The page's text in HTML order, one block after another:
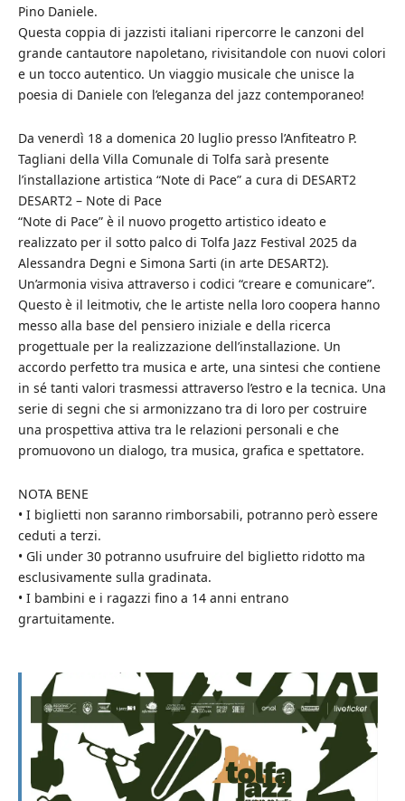
Pino Daniele.
Questa coppia di jazzisti italiani ripercorre le canzoni del
grande cantautore napoletano, rivisitandole con nuovi colori
e un tocco autentico. Un viaggio musicale che unisce la
poesia di Daniele con l’eleganza del jazz contemporaneo!
Da venerdì 18 a domenica 20 luglio presso l’Anfiteatro P.
Tagliani della Villa Comunale di Tolfa sarà presente
l’installazione artistica “Note di Pace” a cura di DESART2
DESART2 – Note di Pace
“Note di Pace” è il nuovo progetto artistico ideato e
realizzato per il sotto palco di Tolfa Jazz Festival 2025 da
Alessandra Degni e Simona Sarti (in arte DESART2).
Un’armonia visiva attraverso i codici “creare e comunicare”.
Questo è il leitmotiv, che le artiste nella loro coopera hanno
messo alla base del pensiero iniziale e della ricerca
progettuale per la realizzazione dell’installazione. Un
accordo perfetto tra musica e arte, una sintesi che contiene
in sé tanti valori trasmessi attraverso l’estro e la tecnica. Una
serie di segni che si armonizzano tra di loro per costruire
una prospettiva attiva tra le relazioni personali e che
promuovono un dialogo, tra musica, grafica e spettatore.
NOTA BENE
• I biglietti non saranno rimborsabili, potranno però essere
ceduti a terzi.
• Gli under 30 potranno usufruire del biglietto ridotto ma
esclusivamente sulla gradinata.
• I bambini e i ragazzi fino a 14 anni entrano
grartuitamente.